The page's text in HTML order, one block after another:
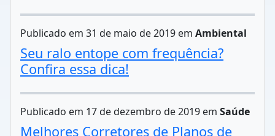
Publicado em 31 de maio de 2019 em Ambiental
Seu ralo entope com frequência?
Confira essa dica!
Publicado em 17 de dezembro de 2019 em Saúde
Melhores Corretores de Planos de